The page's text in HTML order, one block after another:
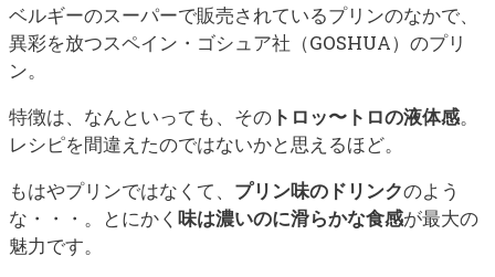
ベルギーのスーパーで販売されているプリンのなかで、
異彩を放つスペイン・ゴシュア社（GOSHUA）のプリ
ン。
特徴は、なんといっても、その トロッ〜トロの液体感。
レシピを間違えたのではないかと思えるほど。
もはやプリンではなくて、 プリン味のドリンクのよう
な・・・。とにかく 味は濃いのに滑らかな食感が最大の
魅力です。